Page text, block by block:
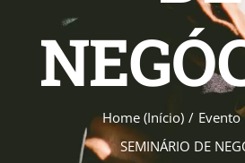
Home (Início)
SEMINÁRIO DE